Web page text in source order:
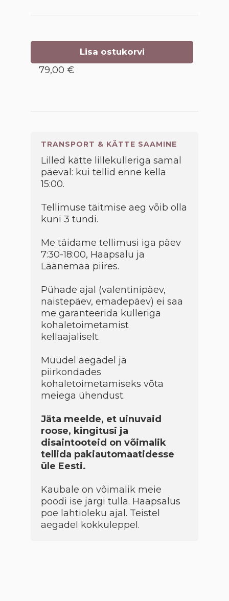
Lisa ostukorvi
79,00 €
TRANSPORT & KÄTTE SAAMINE
Lilled kätte lillekulleriga samal
päeval: kui tellid enne kella
15:00.
Tellimuse täitmise aeg võib olla
kuni 3 tundi.
Me täidame tellimusi iga päev
7:30-18:00, Haapsalu ja
Läänemaa piires.
Pühade ajal (valentinipäev,
naistepäev, emadepäev) ei saa
me garanteerida kulleriga
kohaletoimetamist
kellaajaliselt.
Muudel aegadel ja
piirkondades
kohaletoimetamiseks võta
meiega ühendust.
Jäta meelde, et uinuvaid
roose, kingitusi ja
disaintooteid on võimalik
tellida pakiautomaatidesse
üle Eesti.
Kaubale on võimalik meie
poodi ise järgi tulla. Haapsalus
poe lahtioleku ajal. Teistel
aegadel kokkuleppel.